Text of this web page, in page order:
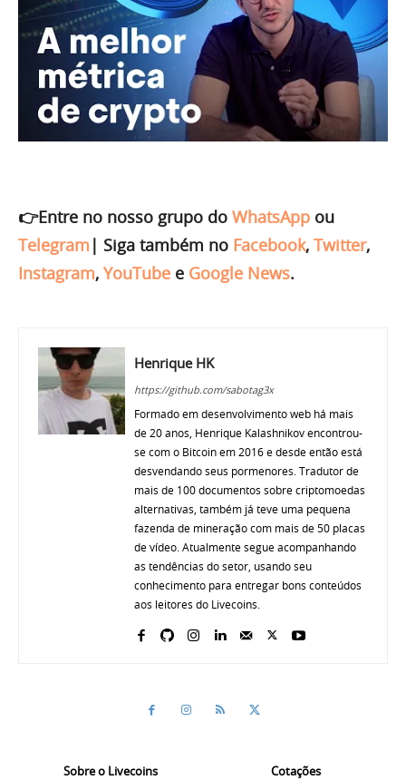
👉Entre no nosso grupo do WhatsApp ou
Telegram | Siga também no Facebook, Twitter,
Instagram, YouTube e Google News.
Henrique HK
https://github.com/sabotag3x
Formado em desenvolvimento web há mais
de 20 anos, Henrique Kalashnikov encontrou-
se com o Bitcoin em 2016 e desde então está
desvendando seus pormenores. Tradutor de
mais de 100 documentos sobre criptomoedas
alternativas, também já teve uma pequena
fazenda de mineração com mais de 50 placas
de vídeo. Atualmente segue acompanhando
as tendências do setor, usando seu
conhecimento para entregar bons conteúdos
aos leitores do Livecoins.
Sobre o Livecoins Cotações